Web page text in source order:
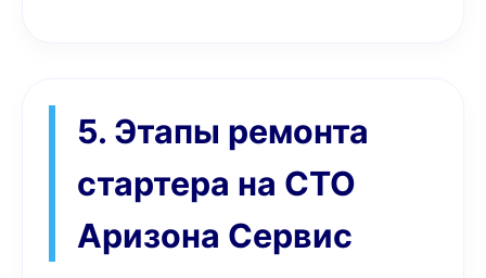
5. Этапы ремонта
стартера на СТО
Аризона Сервис